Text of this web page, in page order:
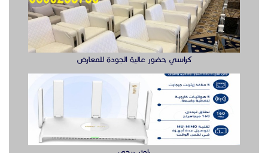
راوتر ريجي
الدول